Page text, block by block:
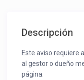
Descripción
Este aviso requiere
al gestor o dueño
página.